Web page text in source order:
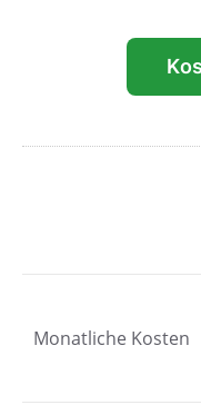
Monatliche Kosten